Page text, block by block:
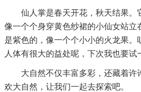
仙人掌是春天开花，秋天结果。
像一个个身穿黄色纱裙的小仙女站立
是紫色的，像一个个小小的火龙果。
人体有很大的益处呢，下次我也要试
大自然不仅丰富多彩，还藏着许
欢大自然，让我们一起去探索吧。